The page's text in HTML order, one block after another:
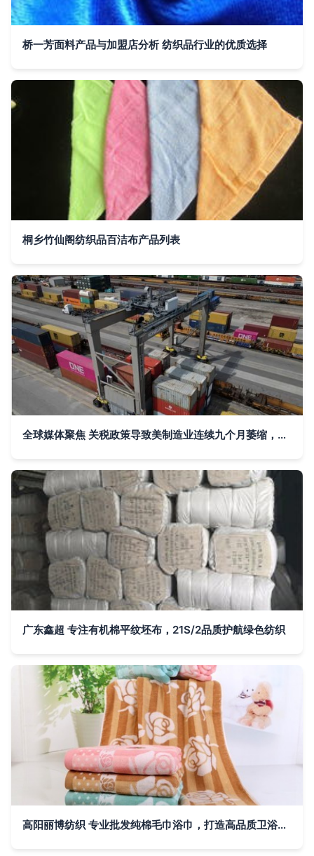
桥一芳面料产品与加盟店分析 纺织品行业的优质选择
桐乡竹仙阁纺织品百洁布产品列表
全球媒体聚焦 关税政策导致美制造业连续九个月萎缩，纺织业首当其冲
广东鑫超 专注有机棉平纹坯布，21S/2品质护航绿色纺织
高阳丽博纺织 专业批发纯棉毛巾浴巾，打造高品质卫浴体验